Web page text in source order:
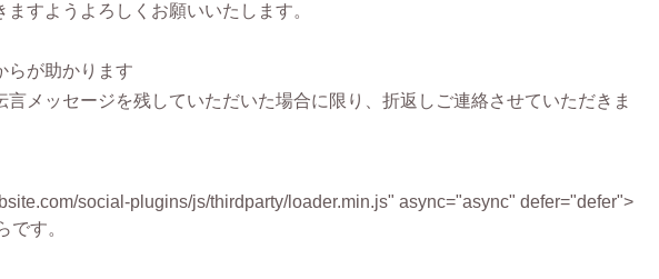
すようよろしくお願いいたします。
らが助かります
メッセージを残していただいた場合に限り、折返しご連絡させていただきま
social-plugins/js/thirdparty/loader.min.js" async="async" defer="defer">
です。